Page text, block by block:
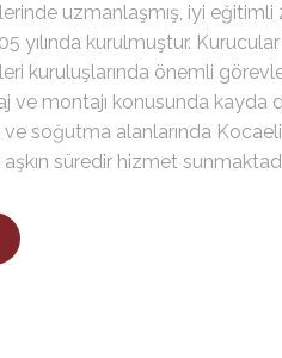
uzmanlaşmış, iyi eğitimli
yılında kurulmuştur.
kuruluşlarında önemli
ve montajı konusunda kayda
ve soğutma alanlarında
aşkın süredir hizmet